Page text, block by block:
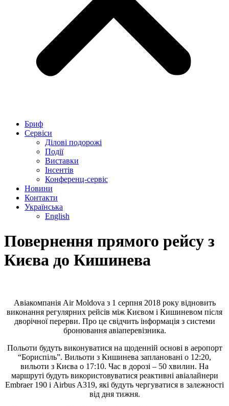
Бриф
Сервіси
Ділові подорожі
Події
Виставки
Інсентів
Конференц-сервіс
Новини
Контакти
Українська
English
Повернення прямого рейсу з
Києва до Кишинева
Авіакомпанія Air Moldova з 1 серпня 2018 року відновить
виконання регулярних рейсів між Києвом і Кишиневом після
дворічної перерви. Про це свідчить інформація з системи
бронювання авіаперевізника.
Польоти будуть виконуватися на щоденній основі в аеропорт
“Бориспіль”. Вильоти з Кишинева заплановані о 12:20,
вильоти з Києва о 17:10. Час в дорозі – 50 хвилин. На
маршруті будуть використовуватися реактивні авіалайнери
Embraer 190 і Airbus A319, які будуть чергуватися в залежності
від дня тижня.